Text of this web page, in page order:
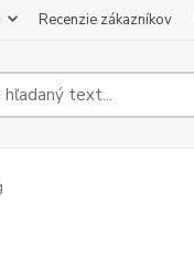
Recenzie zákazníkov